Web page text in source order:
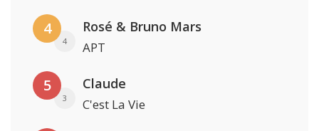
4
4
Rosé & Bruno Mars
APT
5
3
Claude
C'est La Vie